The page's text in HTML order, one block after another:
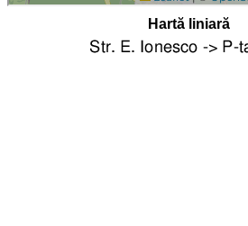
Hartă liniară